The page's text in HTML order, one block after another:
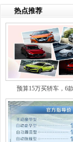
热点推荐
预算15万买轿车，6